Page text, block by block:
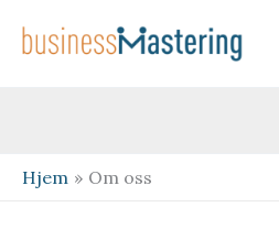
rett
Hjem Om oss